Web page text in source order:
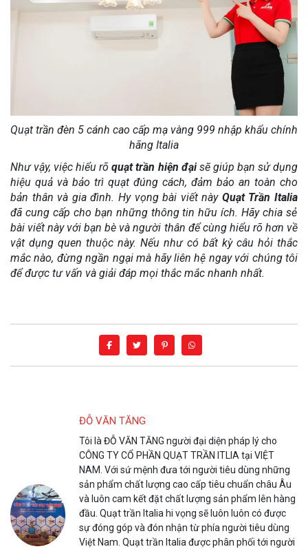
Quạt trần đèn 5 cánh cao cấp mạ vàng 999 nhập khẩu chính
hãng Italia
Như vậy, việc hiểu rõquạt trần hiện đạisẽ giúp bạn sử dụng
hiệu quả và bảo trì quạt đúng cách, đảm bảo an toàn cho
bản thân và gia đình. Hy vọng bài viết này Quạt Trần Italia
đã cung cấp cho bạn những thông tin hữu ích. Hãy chia sẻ
bài viết này với bạn bè và người thân để cùng hiểu rõ hơn về
vật dụng quen thuộc này. Nếu như có bất kỳ câu hỏi thắc
mắc nào, đừng ngần ngại mà hãy liên hệ ngay với chúng tôi
để được tư vấn và giải đáp mọi thắc mắc nhanh nhất.
ĐỖ VĂN TĂNG
Tôi là ĐỖ VĂN TĂNG người đại diện pháp lý cho
CÔNG TY CỔ PHẦN QUẠT TRẦN ITLIA tại VIỆT
NAM. Với sứ mệnh đưa tới người tiêu dùng những
sản phẩm chất lượng cao cấp tiêu chuẩn châu Âu
và luôn cam kết đặt chất lượng sản phẩm lên hàng
đầu. Quạt trần Italia hi vọng sẽ luôn luôn có được
sự đóng góp và đón nhận từ phía người tiêu dùng
Việt Nam. Quạt trần Italia được phân phối tới người